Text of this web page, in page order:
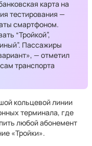
карта на
тестирования —
смартфоном.
“Тройкой”,
Пассажиры
— отметил
транспорта
кольцевой линии
терминала, где
любой абонемент
«Тройки».